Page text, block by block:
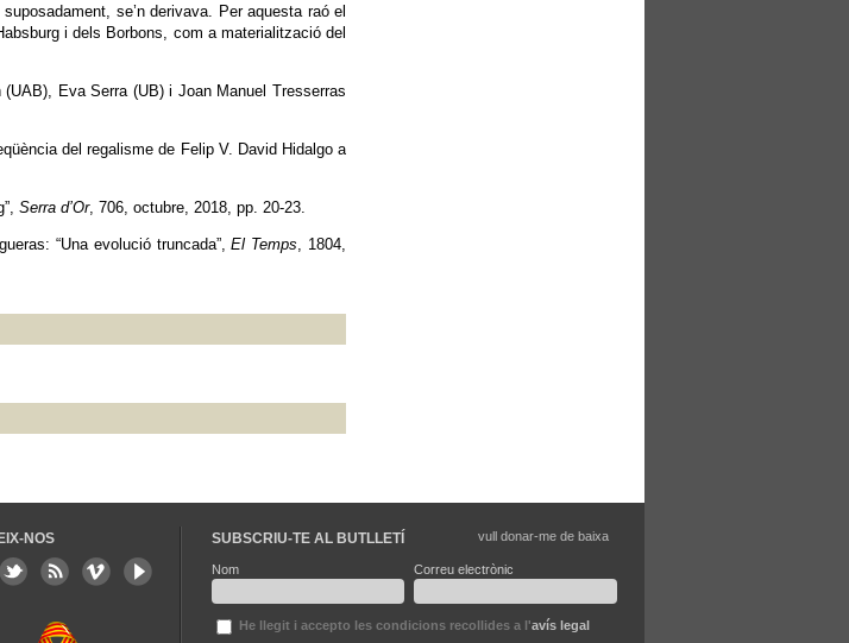
se’n derivava. Per aquesta raó el
i dels Borbons, com a materialització del
Eva Serra (UB) i Joan Manuel Tresserras
del regalisme de Felip V. David Hidalgo a
Serra d’Or, 706, octubre, 2018, pp. 20-23.
“Una evolució truncada”,El Temps , 1804,
NOS SUBSCRIU-TE AL BUTLLETÍ
Nom Correu electrònic
He llegit i accepto les condicions recollides a l'avís legal
vull donar-me de baixa